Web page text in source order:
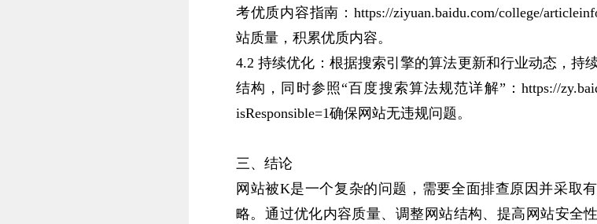
考优质内容指南：https://ziyuan.baidu.com/college/
站质量，积累优质内容。‌
4.2 ‌持续优化‌：‌根据搜索引擎的算法更新和行业动态，‌持
结构，同时参照“百度搜索算法规范详解”：https://
isResponsible=1确保网站无违规问题。‌
三、‌结论
网站被K是一个复杂的问题，‌需要全面排查原因并采取
略。‌通过优化内容质量、‌调整网站结构、‌提高网站安全